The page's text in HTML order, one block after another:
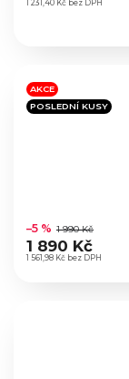
produktu
hvězdiček.
1 231,40 Kč bez DPH
AKCE
POSLEDNÍ KUSY
hodnocení
produktu
je
1 561,98 Kč bez DPH
–5 % 1 990 Kč
1 890 Kč